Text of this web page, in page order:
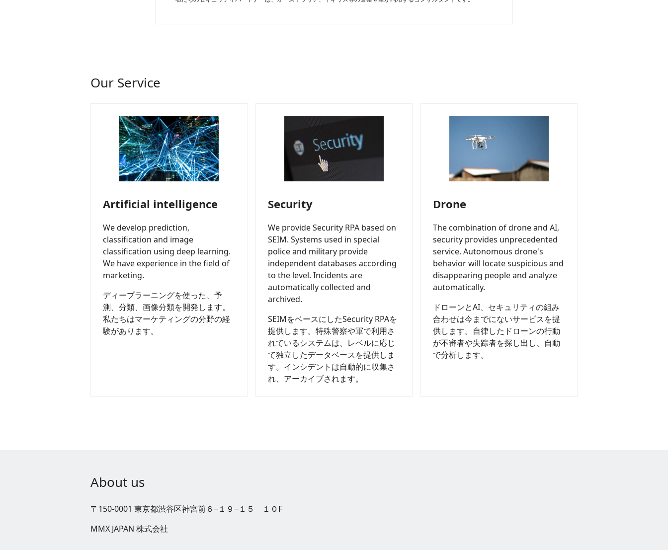
Our Service
Artificial intelligence
We develop prediction,
classification and image
classification using deep learning.
We have experience in the field of
marketing.
ディープラーニングを使った、予
測、分類、画像分類を開発します。
私たちはマーケティングの分野の経
験があります。
Security
We provide Security RPA based on
SEIM. Systems used in special
police and military provide
independent databases according
to the level. Incidents are
automatically collected and
archived.
​SEIMをベースにしたSecurity RPAを
提供します。特殊警察や軍で利用さ
れているシステムは、レベルに応じ
て独立したデータベースを提供しま
す。インシデントは自動的に収集さ
れ、アーカイブされます。
Drone
The combination of drone and AI,
security provides unprecedented
service. Autonomous drone's
behavior will locate suspicious and
disappearing people and analyze
automatically.
ドローンとAI、セキュリティの組み
合わせは今までにないサービスを提
供します。自律したドローンの行動
が不審者や失踪者を探し出し、自動
で分析します。
About us
〒150-0001 東京都渋谷区神宮前６−１９−１５ １０F
MMX JAPAN 株式会社